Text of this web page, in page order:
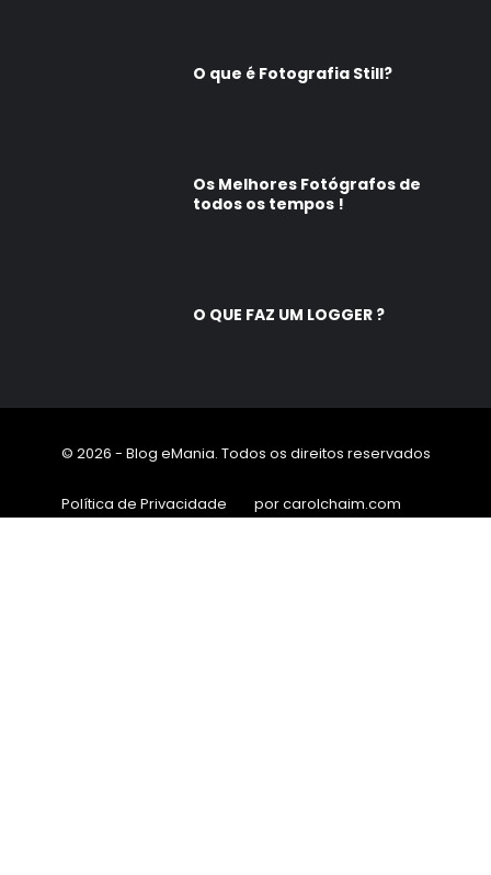
O que é Fotografia Still?
Os Melhores Fotógrafos de
todos os tempos !
O QUE FAZ UM LOGGER ?
© 2026 - Blog eMania. Todos os direitos reservados
Política de Privacidade por carolchaim.com